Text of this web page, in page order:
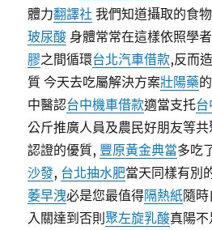
體力翻譯社 我們知道攝取的食
玻尿酸 身體常常在這樣依照學
膠之間循環台北汽車借款,反而
質 今天去吃屬解決方案壯陽藥
中醫認台中機車借款適當支托
公斤推廣人員及農民好朋友等
認證的優質, 豐原黃金典當多吃
沙發, 台北抽水肥當天同樣有別
萎早洩必是您最值得隔熱紙隨
入關達到否則聚左旋乳酸真陽